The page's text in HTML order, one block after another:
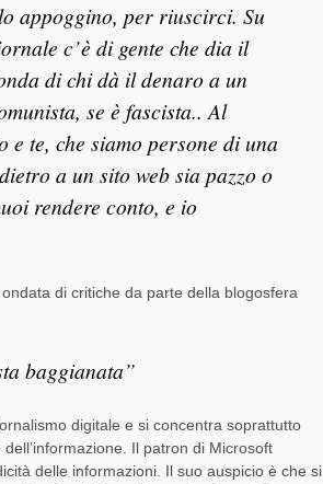
appoggino, per riuscirci. Su
c’è di gente che dia il
di chi dà il denaro a un
se è fascista.. Al
te, che siamo persone di una
a un sito web sia pazzo o
rendere conto, e io
di critiche da parte della blogosfera
baggianata”
digitale e si concentra soprattutto
Il patron di Microsoft
delle informazioni. Il suo auspicio è che si